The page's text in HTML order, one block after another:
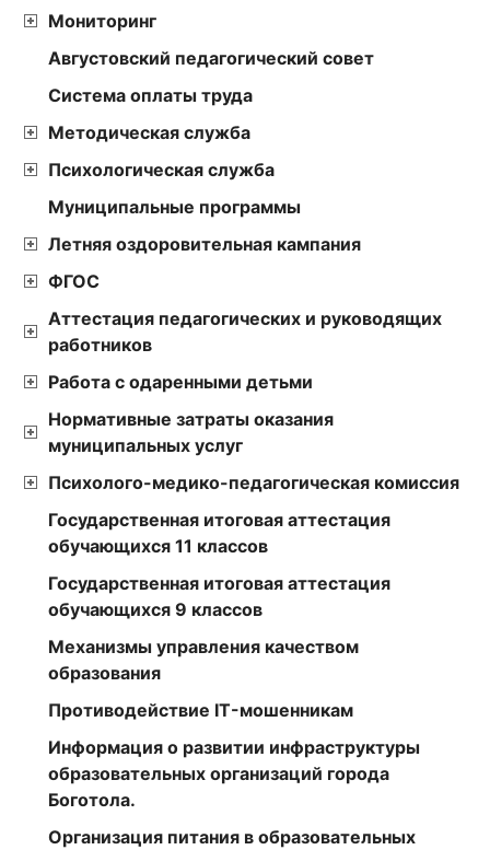
Мониторинг
Августовский педагогический совет
Cистема оплаты труда
Методическая служба
Психологическая служба
Муниципальные программы
Летняя оздоровительная кампания
ФГОС
Аттестация педагогических и руководящих
работников
Работа с одаренными детьми
Нормативные затраты оказания
муниципальных услуг
Психолого-медико-педагогическая комиссия
Государственная итоговая аттестация
обучающихся 11 классов
Государственная итоговая аттестация
обучающихся 9 классов
Механизмы управления качеством
образования
Противодействие IT-мошенникам
Информация о развитии инфраструктуры
образовательных организаций города
Боготола.
Организация питания в образовательных